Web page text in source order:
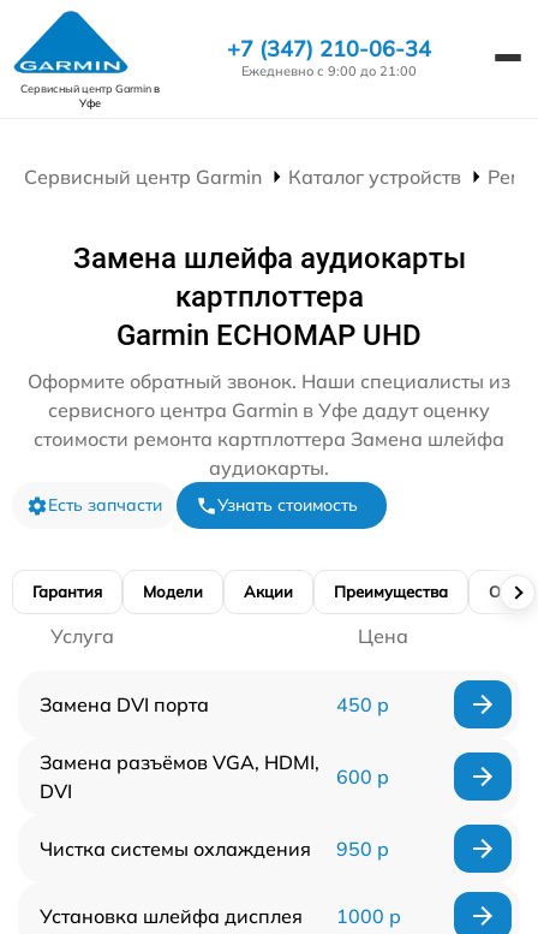
Сервисный центр Garminв
Уфе
+7 (347) 210-06-34
Ежедневно с 9:00 до 21:00
Сервисный центр Garmin Каталог устройств
Замена шлейфа аудиокарты
картплоттера
Garmin ECHOMAP UHD
Оформите обратный звонок. Наши специалисты из
сервисного центра Garmin в Уфе дадут оценку
стоимости ремонта картплоттера Замена шлейфа
аудиокарты.
Есть запчасти Узнать стоимость
Гарантия Модели Акции Преимущества
Услуга Цена
Замена DVI порта 450 р
Замена разъёмов VGA, HDMI,
DVI
600 р
Чистка системы охлаждения 950 р
Установка шлейфа дисплея 1000 р